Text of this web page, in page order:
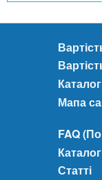
Мапа
FAQ
Статті